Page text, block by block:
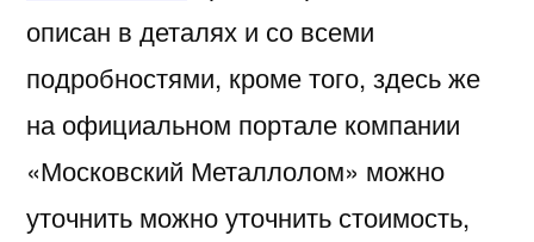
описан в деталях и со всеми
подробностями, кроме того, здесь же
на официальном портале компании
«Московский Металлолом» можно
уточнить можно уточнить стоимость,